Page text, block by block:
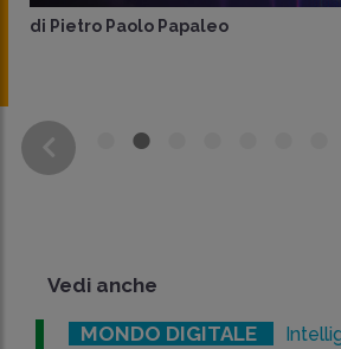
di Pietro Paolo Papaleo
Vedi anche
MONDO DIGITALE